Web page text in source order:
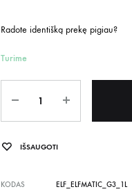
Radote identišką prekę pigiau?
Turime
IŠSAUGOTI
KODAS
ELF_ELFMATIC_G3_1L